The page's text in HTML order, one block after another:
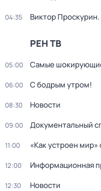
04:35 Виктор
РЕН ТВ
05:00 Самые
06:00 С бодрым утром!
08:30 Новости
09:00 Документальный
11:00 «Как устроен
12:00 Информационная
12:30 Новости